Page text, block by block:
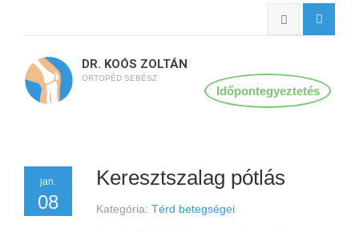
DR. KOÓS ZOLTÁN
ORTOPÉD SEBÉSZ
Időpontegyeztetés
jan.
08
Keresztszalag pótlás
Kategória: Térd betegségei